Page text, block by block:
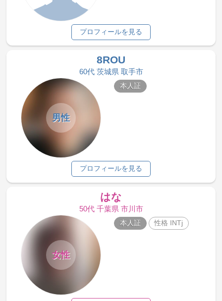
プロフィールを見る
8ROU
60代 茨城県 取手市
男性
本人証
プロフィールを見る
はな
50代 千葉県 市川市
女性
本人証 性格 INTj